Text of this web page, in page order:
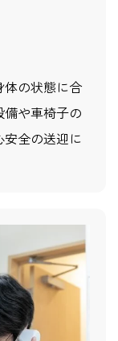
体の状態に合
や車椅子の
安全の送迎に